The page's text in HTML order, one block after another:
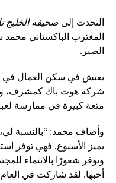
التحدث إلى صحيفة الخليج
المغترب الباكستاني محمد
الصبر.
يعيش في سكن العمال في
متعة كبيرة في ممارسة
وأضاف محمد: “بالنسبة
يميز الأسبوع. فهي توفر
وتوفر شعورًا بالانتماء
أحبها. لقد شاركت في